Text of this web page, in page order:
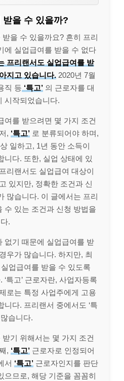
받을 수 있을까?
을 수 있을까요? 흔히 프리
에 실업급여를 받을 수 없다
프리랜서도 실업급여를 받
지고 있습니다. 2020년 7월
직 등 ‘특고’ 의 근로자를 대
시작되었습니다.
여를 받으려면 몇 가지 조건
, ‘특고’ 로 분류되어야 하며,
일하고, 1년 동안 소득이
니다. 또한, 실업 상태에 있
리랜서도 실업급여 대상이
있지만, 정확한 조건과 신
많습니다. 이 글에서는 프리
수 있는 조건과 신청 방법을
.
없기 때문에 실업급여를 받
우가 많습니다. 하지만, 최
업급여를 받을 수 있도록
특고’ 근로자란, 사업자등록
로는 특정 사업주에게 고용
니다. 프리랜서 중에서도 ‘특
습니다.
기 위해서는 몇 가지 조건
, ‘특고’ 근로자로 인정되어
서 ‘특고’ 근로자인지를 판단
으므로, 해당 기준을 꼼꼼히